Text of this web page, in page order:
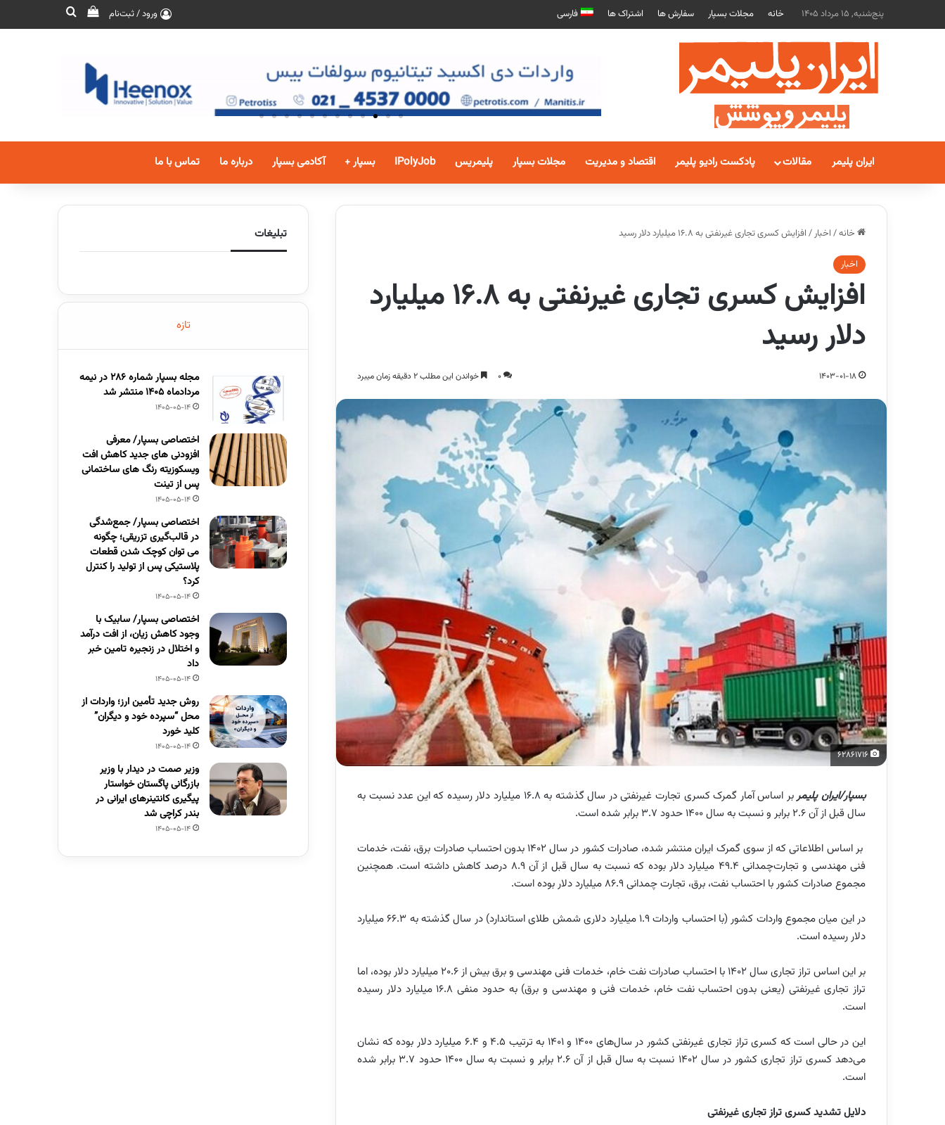
پنج‌شنبه, 15 مرداد 1405 خانه مجلات بسپار سفارش ها اشتراک ها فارسی ورود / ثبت‌نام
ایران پلیمر مقالات پادکست رادیو پلیمر اقتصاد و مدیریت مجلات بسپار پلیمریس IPolyJob بسپار + آکادمی بسپار درباره ما تماس با ما
خانه/ اخبار/ افزایش کسری تجاری غیرنفتی به ۱۶.۸ میلیارد دلار رسید
اخبار
افزایش کسری تجاری غیرنفتی به ۱۶.۸ میلیارد
دلار رسید
1403-01-18
0 خواندن این مطلب 2 دقیقه زمان میبرد
بسپار/ایران پلیمر
بر اساس آمار گمرک کسری تجارت غیرنفتی در سال گذشته به ۱۶.۸ میلیارد دلار رسیده که این عدد نسبت به
سال قبل از آن ۲.۶ برابر و نسبت به سال ۱۴۰۰ حدود ۳.۷ برابر شده است.
بر اساس اطلاعاتی که از سوی گمرک ایران منتشر شده، صادرات کشور در سال ۱۴۰۲ بدون احتساب صادرات برق، نفت، خدمات
فنی مهندسی و تجارت‌چمدانی ۴۹.۴ میلیارد دلار بوده که نسبت به سال قبل از آن ۸.۹ درصد کاهش داشته است. همچنین
مجموع صادرات کشور با احتساب نفت، برق، تجارت چمدانی ۸۶.۹ میلیارد دلار بوده است.
در این میان مجموع واردات کشور (با احتساب واردات ۱.۹ میلیارد دلاری شمش طلای استاندارد) در سال گذشته به ۶۶.۳ میلیارد
دلار رسیده است.
بر این اساس تراز تجاری سال ۱۴۰۲ با احتساب صادرات نفت خام، خدمات فنی مهندسی و برق بیش از ۲۰.۶ میلیارد دلار بوده، اما
تراز تجاری غیرنفتی (یعنی بدون احتساب نفت خام، خدمات فنی و مهندسی و برق) به حدود منفی ۱۶.۸ میلیارد دلار رسیده
است.
این در حالی است که کسری تراز تجاری غیرنفتی کشور در سال‌های ۱۴۰۰ و ۱۴۰۱ به ترتیب ۴.۵ و ۶.۴ میلیارد دلار بوده که نشان
می‌دهد کسری تراز تجاری کشور در سال ۱۴۰۲ نسبت به سال قبل از آن ۲.۶ برابر و نسبت به سال ۱۴۰۰ حدود ۳.۷ برابر شده
است.
دلایل تشدید کسری تراز تجاری غیرنفتی
تبلیغات
تازه
مجله بسپار شماره 286 در نیمه
مردادماه 1405 منتشر شد
1405-05-14
اختصاصی بسپار/ معرفی
افزودنی های جدید کاهش افت
ویسکوزیته رنگ های ساختمانی
پس از تینت
1405-05-14
اختصاصی بسپار/ جمع‌شدگی
در قالب‌گیری تزریقی؛ چگونه
می توان کوچک شدن قطعات
پلاستیکی پس از تولید را کنترل
کرد؟
1405-05-14
اختصاصی بسپار/ سابیک با
وجود کاهش زیان، از افت درآمد
و اختلال در زنجیره تامین خبر
داد
1405-05-14
روش جدید تأمین ارز؛ واردات از
محل “سپرده خود و دیگران”
کلید خورد
1405-05-14
وزیر صمت در دیدار با وزیر
بازرگانی پاگستان خواستار
پیگیری کانتینرهای ایرانی در
بندر کراچی شد
1405-05-14